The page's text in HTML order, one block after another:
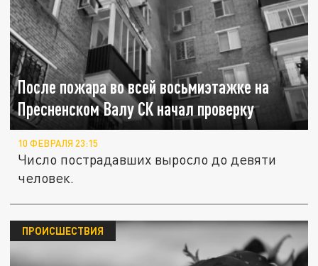
После пожара во всей восьмиэтажке на
Пресненском Валу СК начал проверку
10 ФЕВРАЛЯ 23:15
Число пострадавших выросло до девяти
человек.
ПРОИСШЕСТВИЯ